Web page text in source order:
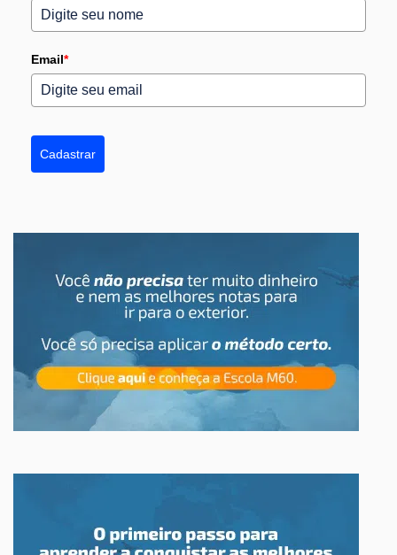
Email*
Cadastrar